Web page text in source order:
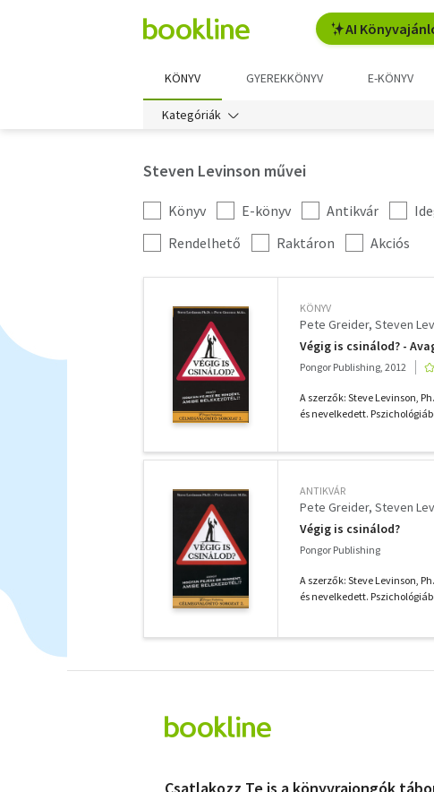
AI
KÖNYV GYEREKKÖNYV E-KÖNYV
Kategóriák
Steven Levinson művei
Kategória
szűrés
Könyv E-könyv Antikvár
További
szűrők
Rendelhető Raktáron Akciós
KÖNYV
Pete Greider Steven
Végig is csinálod? -
Pongor Publishing, 2012
A szerzők: Steve Levinson,
és nevelkedett.
ANTIKVÁR
Pete Greider Steven
Végig is csinálod?
Pongor Publishing
A szerzők: Steve Levinson,
és nevelkedett.
Csatlakozz Te is a könyvrajongók